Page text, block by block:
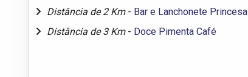
Distância de 2 Km - Bar e Lanchonete Princesa
Distância de 3 Km - Doce Pimenta Café